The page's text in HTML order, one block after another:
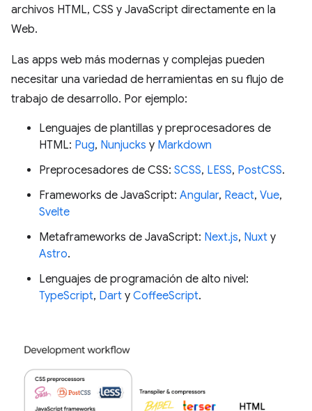
archivos HTML, CSS y JavaScript directamente en la
Web.
Las apps web más modernas y complejas pueden
necesitar una variedad de herramientas en su flujo de
trabajo de desarrollo. Por ejemplo:
Lenguajes de plantillas y preprocesadores de
HTML: Pug, Nunjucks y Markdown
Preprocesadores de CSS: SCSS, LESS, PostCSS.
Frameworks de JavaScript: Angular, React, Vue,
Svelte
Metaframeworks de JavaScript: Next.js, Nuxt y
Astro.
Lenguajes de programación de alto nivel:
TypeScript, Dart y CoffeeScript.